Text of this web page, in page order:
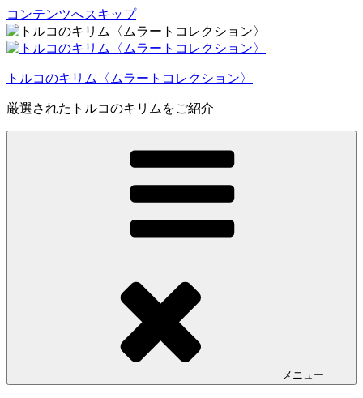
コンテンツへスキップ
トルコのキリム〈ムラートコレクション〉
厳選されたトルコのキリムをご紹介
メニュー